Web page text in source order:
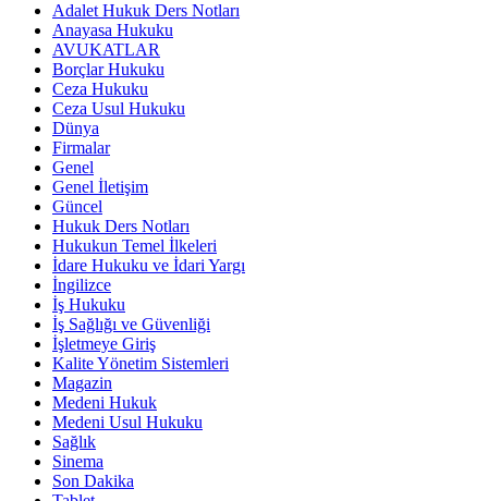
Adalet Hukuk Ders Notları
Anayasa Hukuku
AVUKATLAR
Borçlar Hukuku
Ceza Hukuku
Ceza Usul Hukuku
Dünya
Firmalar
Genel
Genel İletişim
Güncel
Hukuk Ders Notları
Hukukun Temel İlkeleri
İdare Hukuku ve İdari Yargı
İngilizce
İş Hukuku
İş Sağlığı ve Güvenliği
İşletmeye Giriş
Kalite Yönetim Sistemleri
Magazin
Medeni Hukuk
Medeni Usul Hukuku
Sağlık
Sinema
Son Dakika